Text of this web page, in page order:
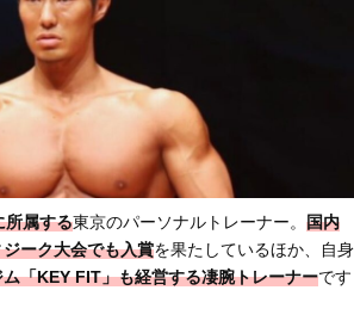
所属する東京のパーソナルトレーナー。 国内
ーク大会でも入賞を果たしているほか、自身
「KEY FIT」も経営する凄腕トレーナーです